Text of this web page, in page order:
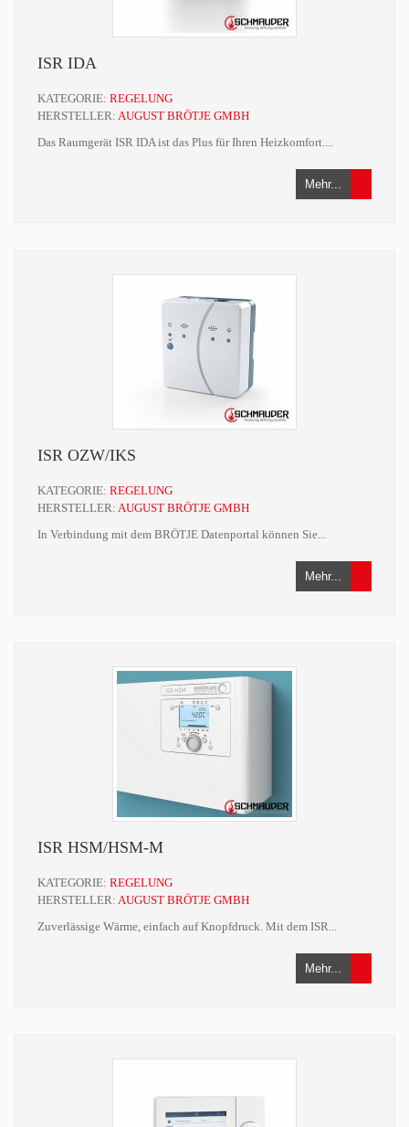
ISR IDA
KATEGORIE: REGELUNG
HERSTELLER: AUGUST BRÖTJE GMBH
Das Raumgerät ISR IDA ist das Plus für Ihren Heizkomfort....
Mehr...
ISR OZW/IKS
KATEGORIE: REGELUNG
HERSTELLER: AUGUST BRÖTJE GMBH
In Verbindung mit dem BRÖTJE Datenportal können Sie...
Mehr...
ISR HSM/HSM-M
KATEGORIE: REGELUNG
HERSTELLER: AUGUST BRÖTJE GMBH
Zuverlässige Wärme, einfach auf Knopfdruck. Mit dem ISR...
Mehr...